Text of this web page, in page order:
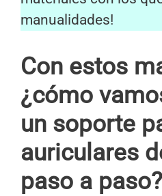
manualidades!
Con estos
¿cómo
un soporte
auriculares
paso a paso?